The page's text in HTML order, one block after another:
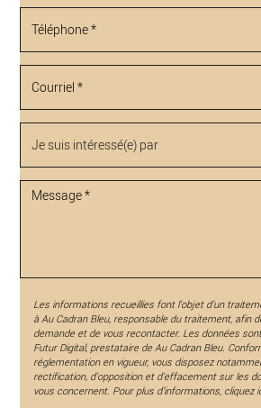
Les informations recueillies font l’objet d’un
à Au Cadran Bleu, responsable du traitement, afin
demande et de vous recontacter. Les données
Futur Digital, prestataire de Au Cadran Bleu.
réglementation en vigueur, vous disposez
rectification, d'opposition et d'effacement sur les
vous concernent. Pour plus d’informations, cliquez